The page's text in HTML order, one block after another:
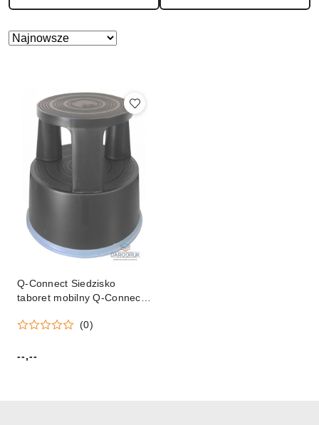
Zastosowano
Sortuj
Q-Connect Siedzisko
taboret mobilny Q-Connect
(0)
Cena:
--,--